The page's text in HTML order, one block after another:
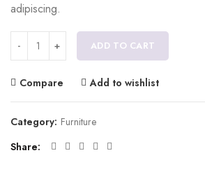
adipiscing.
ADD TO CART
Compare Add to wishlist
Category: Furniture
Share